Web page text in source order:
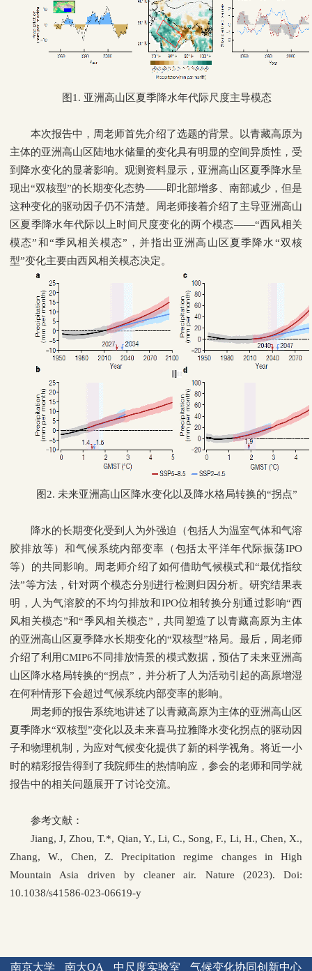
图 1. 亚洲高山区夏季降水年代际尺度主导模态
本次报告中，周老师首先介绍了选题的背景。以青藏高原为
主体的亚洲高山区陆地水储量的变化具有明显的空间异质性，受
到降水变化的显著影响。观测资料显示，亚洲高山区夏季降水呈
现出“双核型”的长期变化态势——即北部增多、南部减少，但是
这种变化的驱动因子仍不清楚。周老师接着介绍了主导亚洲高山
区夏季降水年代际以上时间尺度变化的两个模态——“西风相关
模态”和“季风相关模态”，并指出亚洲高山区夏季降水“双核
型”变化主要由西风相关模态决定。
图 2. 未来亚洲高山区降水变化以及降水格局转换的“拐点”
降水的长期变化受到人为外强迫（包括人为温室气体和气溶
胶排放等）和气候系统内部变率（包括太平洋年代际振荡IPO
等）的共同影响。周老师介绍了如何借助气候模式和“最优指纹
法”等方法，针对两个模态分别进行检测归因分析。研究结果表
明，人为气溶胶的不均匀排放和IPO位相转换分别通过影响“西
风相关模态”和“季风相关模态”，共同塑造了以青藏高原为主体
的亚洲高山区夏季降水长期变化的“双核型”格局。最后，周老师
介绍了利用CMIP6不同排放情景的模式数据，预估了未来亚洲高
山区降水格局转换的“拐点”，并分析了人为活动引起的高原增湿
在何种情形下会超过气候系统内部变率的影响。
周老师的报告系统地讲述了以青藏高原为主体的亚洲高山区
夏季降水“双核型”变化以及未来喜马拉雅降水变化拐点的驱动因
子和物理机制，为应对气候变化提供了新的科学视角。将近一小
时的精彩报告得到了我院师生的热情响应，参会的老师和同学就
报告中的相关问题展开了讨论交流。
参考文献：
Jiang, J, Zhou, T.*, Qian, Y., Li, C., Song, F., Li, H., Chen, X.,
Zhang, W., Chen, Z. Precipitation regime changes in High
Mountain Asia driven by cleaner air. Nature (2023). Doi:
10.1038/s41586-023-06619-y
南京大学 南大OA 中尺度实验室 气候变化协同创新中心